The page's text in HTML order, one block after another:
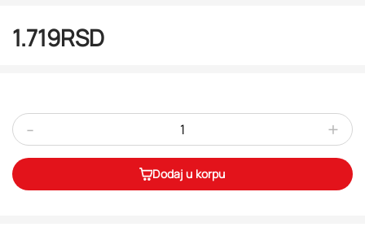
1.719RSD
- +
Dodaj u korpu